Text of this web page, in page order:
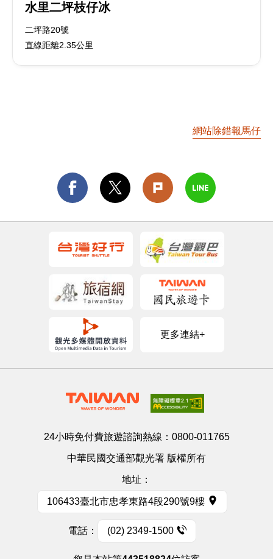
水里二坪枝仔冰
二坪路20號
直線距離2.35公里
網站除錯報馬仔
更多連結+
24小時免付費旅遊諮詢熱線： 0800-011765
中華民國交通部觀光署 版權所有
地址：
106433臺北市忠孝東路4段290號9樓
電話： (02) 2349-1500